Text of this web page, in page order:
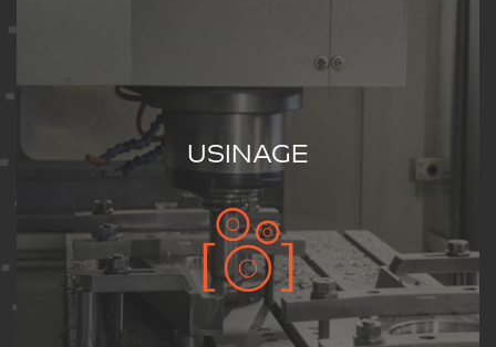
USINAGE